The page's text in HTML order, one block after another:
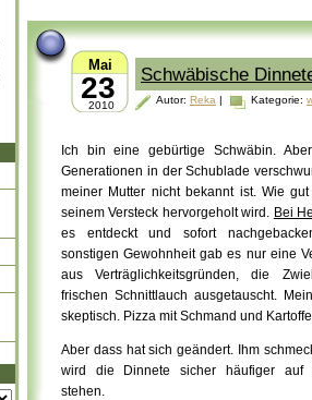
23
Mai
2010
Schwäbische
Autor: Reka | Kategorie:
Ich bin eine gebürtige Schwäbin.
Generationen in derSchublade
meiner Mutter nicht bekannt ist. Wie
seinem Versteck hervorgeholt wird. Bei
es entdeckt und sofort
sonstigen Gewohnheit gab es nur eine
aus Verträglichkeitsgründen, die
frischen Schnittlauch ausgetauscht.
skeptisch. Pizza mit Schmand und
Aber dass hat sich geändert. Ihm
wird die Dinnete sicher häufiger auf
stehen.